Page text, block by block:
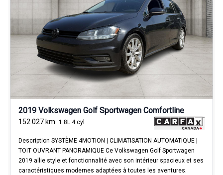
2019 Volkswagen Golf Sportwagen Comfortline
152 027 km 1.8L 4 cyl
Description SYSTÈME 4MOTION | CLIMATISATION AUTOMATIQUE |
TOIT OUVRANT PANORAMIQUE Ce Volkswagen Golf Sportwagen
2019 allie style et fonctionnalité avec son intérieur spacieux et ses
caractéristiques modernes adaptées à toutes les aventures.